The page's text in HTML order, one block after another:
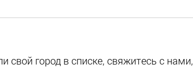
город в списке, свяжитесь с нами,